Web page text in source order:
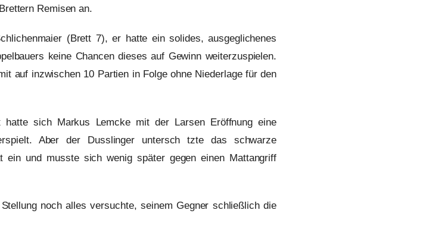
Remisen an.
(Brett 7), er hatte ein solides, ausgeglichenes
keine Chancen dieses auf Gewinn weiterzuspielen.
auf inzwischen 10 Partien in Folge ohne Niederlage für den
sich Markus Lemcke mit der Larsen Eröffnung eine
Aber der Dusslinger untersch tzte das schwarze
ein und musste sich wenig später gegen einen Mattangriff
noch alles versuchte, seinem Gegner schließlich die